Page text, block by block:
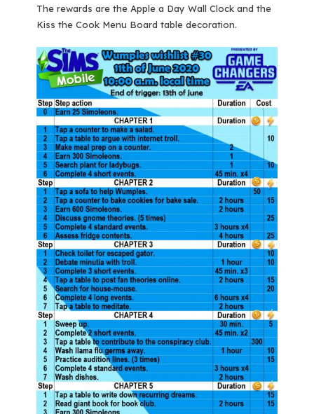
The rewards are the Apple a Day Wall Clock and the
Kiss the Cook Menu Board table decoration.